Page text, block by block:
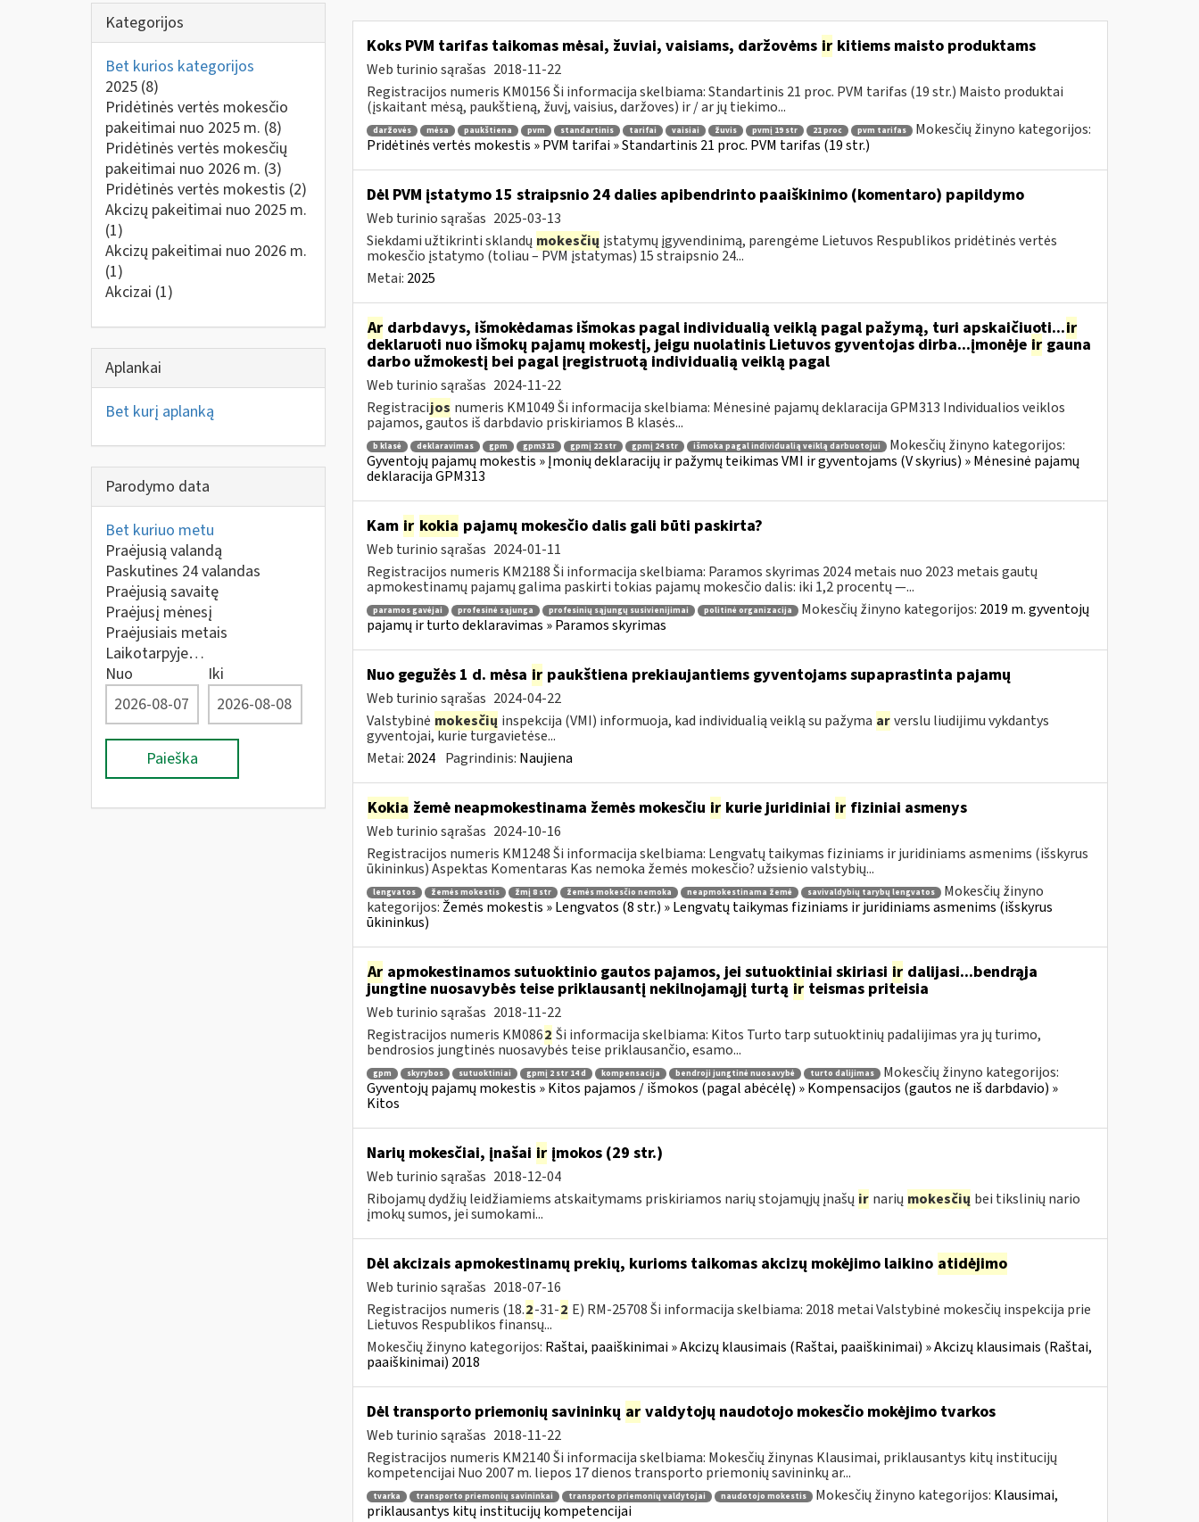
Kategorijos
Bet kurios kategorijos
2025 (8)
Pridėtinės vertės mokesčio
pakeitimai nuo 2025 m. (8)
Pridėtinės vertės mokesčių
pakeitimai nuo 2026 m. (3)
Pridėtinės vertės mokestis (2)
Akcizų pakeitimai nuo 2025 m.
(1)
Akcizų pakeitimai nuo 2026 m.
(1)
Akcizai (1)
Aplankai
Bet kurį aplanką
Parodymo data
Bet kuriuo metu
Praėjusią valandą
Paskutines 24 valandas
Praėjusią savaitę
Praėjusį mėnesį
Praėjusiais metais
Laikotarpyje…
Nuo
Iki
Paieška
Koks PVM tarifas taikomas mėsai, žuviai, vaisiams, daržovėms irkitiems maisto produktams
Web turinio sąrašas 2018-11-22
Registracijos numeris KM0156 Ši informacija skelbiama: Standartinis 21 proc. PVM tarifas (19 str.) Maisto produktai
(įskaitant mėsą, paukštieną, žuvį, vaisius, daržoves) ir / ar jų tiekimo...
daržovės mėsa paukštiena pvm standartinis tarifai vaisiai žuvis pvmį 19 str 21 proc pvm tarifas
Mokesčių žinyno kategorijos:
Pridėtinės vertės mokestis » PVM tarifai » Standartinis 21 proc. PVM tarifas (19 str.)
Dėl PVM įstatymo 15 straipsnio 24 dalies apibendrinto paaiškinimo (komentaro) papildymo
Web turinio sąrašas 2025-03-13
Siekdami užtikrinti sklandų mokesčių įstatymų įgyvendinimą, parengėme Lietuvos Respublikos pridėtinės vertės
mokesčio įstatymo (toliau – PVM įstatymas) 15 straipsnio 24...
Metai: 2025
Ardarbdavys, išmokėdamas išmokas pagal individualią veiklą pagal pažymą, turi apskaičiuoti...ir
deklaruoti nuo išmokų pajamų mokestį, jeigu nuolatinis Lietuvos gyventojas dirba...įmonėje irgauna
darbo užmokestį bei pagal įregistruotą individualią veiklą pagal
Web turinio sąrašas 2024-11-22
Registracijos numeris KM1049 Ši informacija skelbiama: Mėnesinė pajamų deklaracija GPM313 Individualios veiklos
pajamos, gautos iš darbdavio priskiriamos B klasės...
b klasė deklaravimas gpm gpm313 gpmį 22 str gpmį 24 str išmoka pagal individualią veiklą darbuotojui
Mokesčių žinyno kategorijos:
Gyventojų pajamų mokestis » Įmonių deklaracijų ir pažymų teikimas VMI ir gyventojams (V skyrius) » Mėnesinė pajamų
deklaracija GPM313
Kam ir kokia pajamų mokesčio dalis gali būti paskirta?
Web turinio sąrašas 2024-01-11
Registracijos numeris KM2188 Ši informacija skelbiama: Paramos skyrimas 2024 metais nuo 2023 metais gautų
apmokestinamų pajamų galima paskirti tokias pajamų mokesčio dalis: iki 1,2 procentų —...
paramos gavėjai profesinė sąjunga profesinių sąjungų susivienijimai politinė organizacija Mokesčių žinyno kategorijos: 2019 m. gyventojų
pajamų ir turto deklaravimas » Paramos skyrimas
Nuo gegužės 1 d. mėsa irpaukštiena prekiaujantiems gyventojams supaprastinta pajamų
Web turinio sąrašas 2024-04-22
Valstybinė mokesčių inspekcija (VMI) informuoja, kad individualią veiklą su pažyma ar verslu liudijimu vykdantys
gyventojai, kurie turgavietėse...
Metai: 2024 Pagrindinis: Naujiena
Kokia žemė neapmokestinama žemės mokesčiu irkurie juridiniai irfiziniai asmenys
Web turinio sąrašas 2024-10-16
Registracijos numeris KM1248 Ši informacija skelbiama: Lengvatų taikymas fiziniams ir juridiniams asmenims (išskyrus
ūkininkus) Aspektas Komentaras Kas nemoka žemės mokesčio? užsienio valstybių...
lengvatos žemės mokestis žmį 8 str žemės mokesčio nemoka neapmokestinama žemė savivaldybių tarybų lengvatos
Mokesčių žinyno
kategorijos: Žemės mokestis » Lengvatos (8 str.) » Lengvatų taikymas fiziniams ir juridiniams asmenims (išskyrus
ūkininkus)
Arapmokestinamos sutuoktinio gautos pajamos, jei sutuoktiniai skiriasi irdalijasi...bendrąja
jungtine nuosavybės teise priklausantį nekilnojamąjį turtą irteismas priteisia
Web turinio sąrašas 2018-11-22
Registracijos numeris KM0862 Ši informacija skelbiama: Kitos Turto tarp sutuoktinių padalijimas yra jų turimo,
bendrosios jungtinės nuosavybės teise priklausančio, esamo...
gpm skyrybos sutuoktiniai gpmį 2 str 14 d kompensacija bendroji jungtinė nuosavybė turto dalijimas
Mokesčių žinyno kategorijos:
Gyventojų pajamų mokestis » Kitos pajamos / išmokos (pagal abėcėlę) » Kompensacijos (gautos ne iš darbdavio) »
Kitos
Narių mokesčiai, įnašai irįmokos (29 str.)
Web turinio sąrašas 2018-12-04
Ribojamų dydžių leidžiamiems atskaitymams priskiriamos narių stojamųjų įnašų ir narių mokesčių bei tikslinių nario
įmokų sumos, jei sumokami...
Dėl akcizais apmokestinamų prekių, kurioms taikomas akcizų mokėjimo laikino atidėjimo
Web turinio sąrašas 2018-07-16
Registracijos numeris (18.2-31-2 E) RM-25708 Ši informacija skelbiama: 2018 metai Valstybinė mokesčių inspekcija prie
Lietuvos Respublikos finansų...
Mokesčių žinyno kategorijos: Raštai, paaiškinimai » Akcizų klausimais (Raštai, paaiškinimai) » Akcizų klausimais (Raštai,
paaiškinimai) 2018
Dėl transporto priemonių savininkų arvaldytojų naudotojo mokesčio mokėjimo tvarkos
Web turinio sąrašas 2018-11-22
Registracijos numeris KM2140 Ši informacija skelbiama: Mokesčių žinynas Klausimai, priklausantys kitų institucijų
kompetencijai Nuo 2007 m. liepos 17 dienos transporto priemonių savininkų ar...
tvarka transporto priemonių savininkai transporto priemonių valdytojai naudotojo mokestis Mokesčių žinyno kategorijos: Klausimai,
priklausantys kitų institucijų kompetencijai